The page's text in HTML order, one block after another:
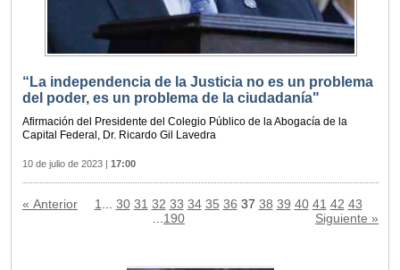
“La independencia de la Justicia no es un problema
del poder, es un problema de la ciudadanía"
Afirmación del Presidente del Colegio Público de la Abogacía de la
Capital Federal, Dr. Ricardo Gil Lavedra
10 de julio de 2023 17:00
« Anterior 1... 30 31 32 33 34 35 36 37 38 39 40 41 42 43
...190 Siguiente »